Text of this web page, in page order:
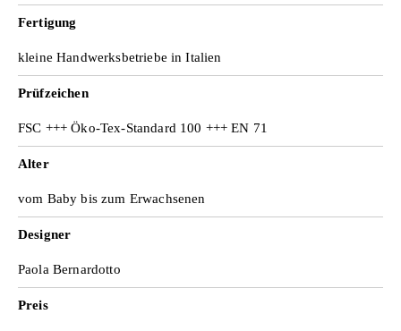
Fertigung
kleine Handwerksbetriebe in Italien
Prüfzeichen
FSC +++ Öko-Tex-Standard 100 +++ EN 71
Alter
vom Baby bis zum Erwachsenen
Designer
Paola Bernardotto
Preis